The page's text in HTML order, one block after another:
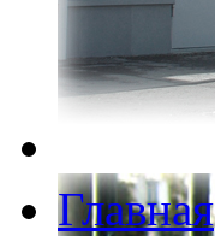
Главная